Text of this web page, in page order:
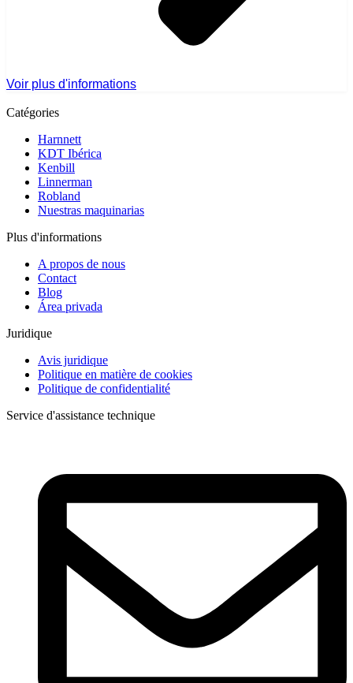
Voir plus d'informations
Catégories
Harnnett
KDT Ibérica
Kenbill
Linnerman
Robland
Nuestras maquinarias
Plus d'informations
A propos de nous
Contact
Blog
Área privada
Juridique
Avis juridique
Politique en matière de cookies
Politique de confidentialité
Service d'assistance technique